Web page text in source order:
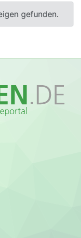
gefunden.